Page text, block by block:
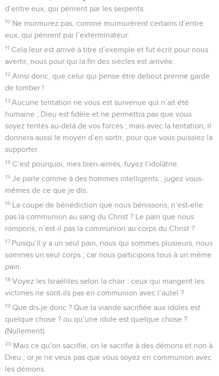
d’entre eux, qui périrent par les serpents.
10 Ne murmurez pas, comme murmurèrent certains d’entre
eux, qui périrent par l’exterminateur.
11 Cela leur est arrivé à titre d’exemple et fut écrit pour nous
avertir, nous pour qui la fin des siècles est arrivée.
12 Ainsi donc, que celui qui pense être debout prenne garde
de tomber !
13 Aucune tentation ne vous est survenue qui n’ait été
humaine ; Dieu est fidèle et ne permettra pas que vous
soyez tentés au-delà de vos forces ; mais avec la tentation, il
donnera aussi le moyen d’en sortir, pour que vous puissiez la
supporter.
14 C’est pourquoi, mes bien-aimés, fuyez l’idolâtrie.
15 Je parle comme à des hommes intelligents ; jugez vous-
mêmes de ce que je dis.
16 La coupe de bénédiction que nous bénissons, n’est-elle
pas la communion au sang du Christ ? Le pain que nous
rompons, n’est-il pas la communion au corps du Christ ?
17 Puisqu’il y a un seul pain, nous qui sommes plusieurs, nous
sommes un seul corps ; car nous participons tous à un même
pain.
18 Voyez les Israélites selon la chair : ceux qui mangent les
victimes ne sont-ils pas en communion avec l’autel ?
19 Que dis-je donc ? Que la viande sacrifiée aux idoles est
quelque chose ? ou qu’une idole est quelque chose ?
(Nullement).
20 Mais ce qu’on sacrifie, on le sacrifie à des démons et non à
Dieu ; or je ne veux pas que vous soyez en communion avec
les démons.